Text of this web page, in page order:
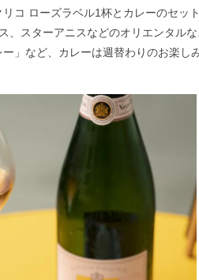
コ ローズラベル1杯とカレーのセッ
、スターアニスなどのオリエンタル
」など、カレーは週替わりのお楽しみ